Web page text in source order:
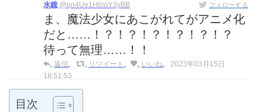
水鏡 @qn4Ue1HbioY3yBB フォローする
ま、魔法少女にあこがれてがアニメ化
だと……！？！？！？！？！？！？
待って無理……！！
返信 リツイート いいね
2023年03月15日
18:51:53
目次